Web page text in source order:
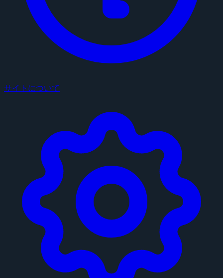
サイトについて